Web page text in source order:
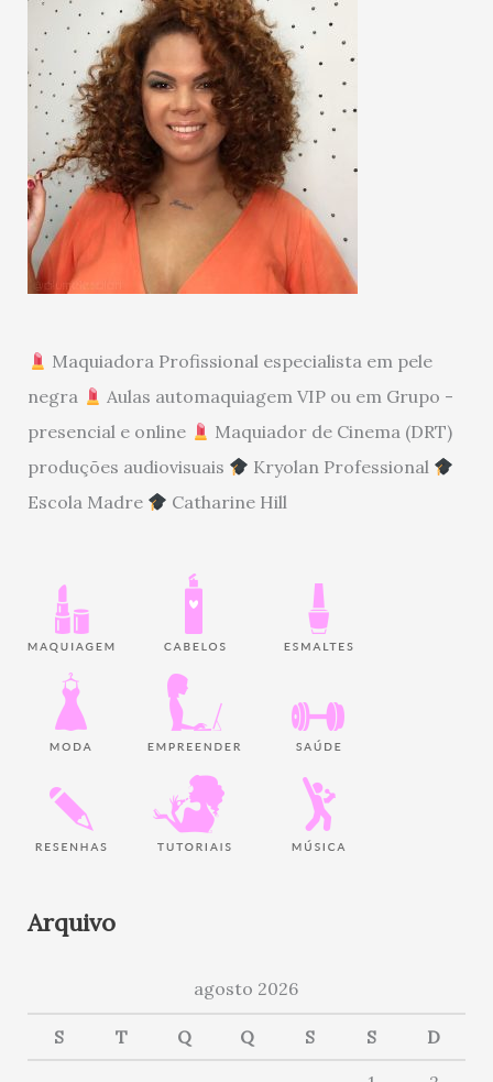
Maquiadora Profissional especialista em pele
negra
Aulas automaquiagem VIP ou em Grupo -
presencial e online
Maquiador de Cinema (DRT)
produções audiovisuais
Kryolan Professional
Escola Madre
Catharine Hill
Arquivo
agosto 2026
S T Q Q S S D